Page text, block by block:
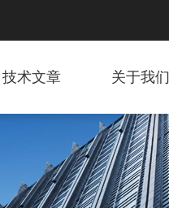
技术文章 关于我们